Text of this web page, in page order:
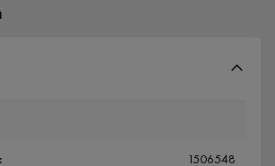
: 1506548